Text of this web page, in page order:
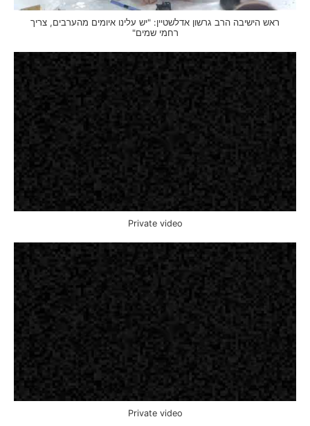
ראש הישיבה הרב גרשון אדלשטיין: "יש עלינו איומים מהערבים, צריך
רחמי שמים"
Private video
Private video